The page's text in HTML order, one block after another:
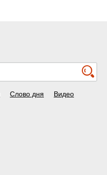
Слово дня Видео